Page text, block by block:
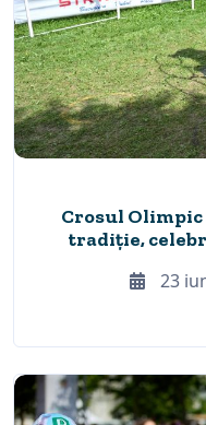
Crosul Olimpic
tradiție,
23